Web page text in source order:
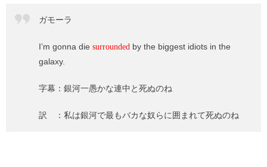
ガモーラ
I’m gonna die surrounded by the biggest idiots in the
galaxy.
字幕：銀河一愚かな連中と死ぬのね
訳 ：私は銀河で最もバカな奴らに囲まれて死ぬのね